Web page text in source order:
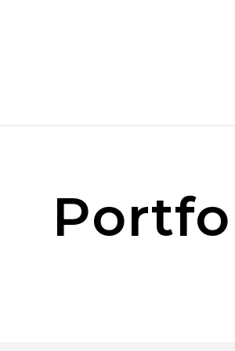
I nostri lavori